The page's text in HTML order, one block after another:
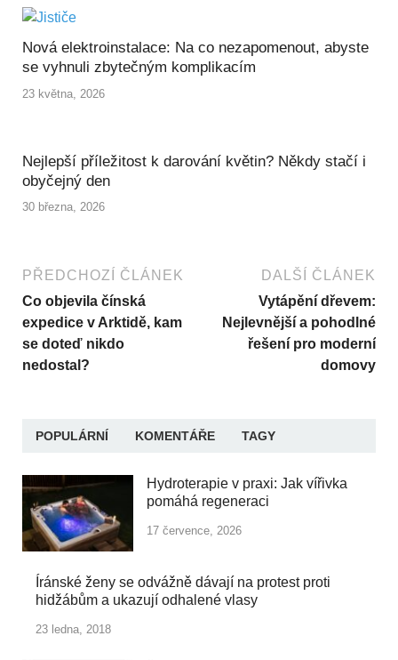
Nová elektroinstalace: Na co nezapomenout, abyste
se vyhnuli zbytečným komplikacím
23 května, 2026
Nejlepší příležitost k darování květin? Někdy stačí i
obyčejný den
30 března, 2026
PŘEDCHOZÍ ČLÁNEK
Co objevila čínská
expedice v Arktidě, kam
se doteď nikdo
nedostal?
DALŠÍ ČLÁNEK
Vytápění dřevem:
Nejlevnější a pohodlné
řešení pro moderní
domovy
POPULÁRNÍ KOMENTÁŘE TAGY
Hydroterapie v praxi: Jak vířivka
pomáhá regeneraci
17 července, 2026
Íránské ženy se odvážně dávají na protest proti
hidžábům a ukazují odhalené vlasy
23 ledna, 2018